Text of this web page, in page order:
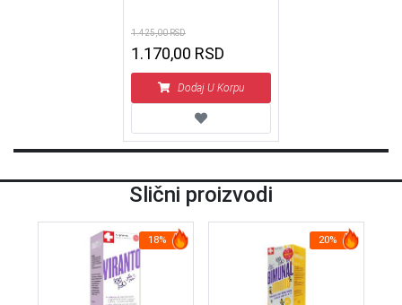
1.425,00 RSD
1.170,00 RSD
Dodaj U Korpu
Slični proizvodi
18% 20%